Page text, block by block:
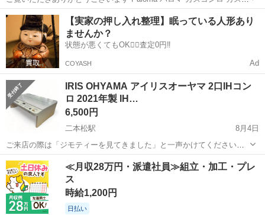
ーブル LPガス 2019年製 IC-S37-R 使用感はございますが、グリルは綺
麗でまだまだご使用していただけます。 ～詳細...
福島 二本松市 二本松駅 調理器具 LPガス
【実家の押し入れ整理】眠っている人形あり
ませんか？
状態が悪くてもOK🙆‍♀️査定0円‼️
COYASH Ad
IRIS OHYAMA アイリスオーヤマ 2口IHコン
ロ 2021年製 IH…
6,500円
二本松駅
8月4日
ご来店の際は「ジモティーを見てきました」と一声かけてください
IRIS OHYAMA アイリスオーヤマ 2口IHコンロ 2021年製 IHK-W12SV-
W ホワイト 一般的な中古品ですが、使用に伴うダメージや...
福島 二本松市 二本松駅 調理器具 IRIS
≪月収28万円・派遣社員≫組立・加工・プレ
ス
時給1,200円
日払い